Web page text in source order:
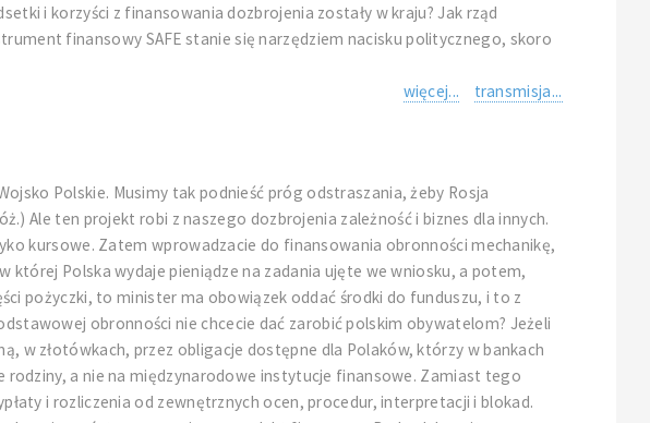
i korzyści z finansowania dozbrojenia zostały w kraju? Jak rząd
finansowy SAFE stanie się narzędziem nacisku politycznego, skoro
więcej...
transmisja...
Polskie. Musimy tak podnieść próg odstraszania, żeby Rosja
Ale ten projekt robi z naszego dozbrojenia zależność i biznes dla innych.
kursowe. Zatem wprowadzacie do finansowania obronności mechanikę,
Polska wydaje pieniądze na zadania ujęte we wniosku, a potem,
pożyczki, to minister ma obowiązek oddać środki do funduszu, i to z
obronności nie chcecie dać zarobić polskim obywatelom? Jeżeli
w złotówkach, przez obligacje dostępne dla Polaków, którzy w bankach
rodziny, a nie na międzynarodowe instytucje finansowe. Zamiast tego
i rozliczenia od zewnętrznych ocen, procedur, interpretacji i blokad.